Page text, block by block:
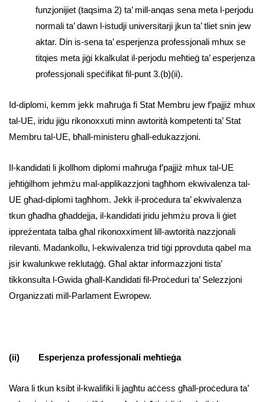
funzjonijiet (taqsima 2) ta’ mill-anqas sena meta l-perjodu
normali ta’ dawn l-istudji universitarji jkun ta’ tliet snin jew
aktar. Din is-sena ta’ esperjenza professjonali mhux se
titqies meta jiġi kkalkulat il-perjodu meħtieġ ta’ esperjenza
professjonali speċifikat fil-punt 3.(b)(ii).
Id-diplomi, kemm jekk maħruġa fi Stat Membru jew f’pajjiż mhux
tal-UE, iridu jiġu rikonoxxuti minn awtorità kompetenti ta’ Stat
Membru tal-UE, bħall-ministeru għall-edukazzjoni.
Il-kandidati li jkollhom diplomi maħruġa f’pajjiż mhux tal-UE
jeħtiġilhom jehmżu mal-applikazzjoni tagħhom ekwivalenza tal-
UE għad-diplomi tagħhom. Jekk il-proċedura ta’ ekwivalenza
tkun għadha għaddejja, il-kandidati jridu jehmżu prova li ġiet
ippreżentata talba għal rikonoxximent lill-awtorità nazzjonali
rilevanti. Madankollu, l-ekwivalenza trid tiġi pprovduta qabel ma
jsir kwalunkwe reklutaġġ. Għal aktar informazzjoni tista’
tikkonsulta l-Gwida għall-Kandidati fil-Proċeduri ta’ Selezzjoni
Organizzati mill-Parlament Ewropew.
(ii) Esperjenza professjonali meħtieġa
Wara li tkun ksibt il-kwalifiki li jagħtu aċċess għall-proċedura ta’